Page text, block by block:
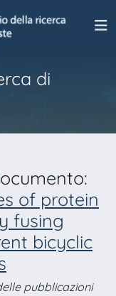
di
of protein
fusing
bicyclic
pubblicazioni